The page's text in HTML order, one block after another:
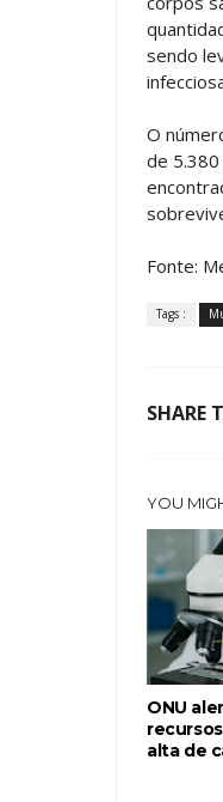
sendo
O
de
Fonte:
Tags :
SHARE
YOU
ONU
alta de